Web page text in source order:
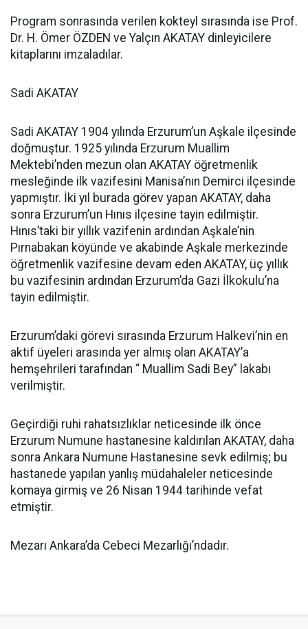
Program sonrasında verilen kokteyl sırasında ise Prof.
Dr. H. Ömer ÖZDEN ve Yalçın AKATAY dinleyicilere
kitaplarını imzaladılar.
Sadi AKATAY
Sadi AKATAY 1904 yılında Erzurum’un Aşkale ilçesinde
doğmuştur. 1925 yılında Erzurum Muallim
Mektebi’nden mezun olan AKATAY öğretmenlik
mesleğinde ilk vazifesini Manisa’nın Demirci ilçesinde
yapmıştır. İki yıl burada görev yapan AKATAY, daha
sonra Erzurum’un Hınıs ilçesine tayin edilmiştir.
Hınıs’taki bir yıllık vazifenin ardından Aşkale’nin
Pırnabakan köyünde ve akabinde Aşkale merkezinde
öğretmenlik vazifesine devam eden AKATAY, üç yıllık
bu vazifesinin ardından Erzurum’da Gazi İlkokulu’na
tayin edilmiştir.
Erzurum’daki görevi sırasında Erzurum Halkevi’nin en
aktif üyeleri arasında yer almış olan AKATAY’a
hemşehrileri tarafından “ Muallim Sadi Bey” lakabı
verilmiştir.
Geçirdiği ruhi rahatsızlıklar neticesinde ilk önce
Erzurum Numune hastanesine kaldırılan AKATAY, daha
sonra Ankara Numune Hastanesine sevk edilmiş; bu
hastanede yapılan yanlış müdahaleler neticesinde
komaya girmiş ve 26 Nisan 1944 tarihinde vefat
etmiştir.
Mezarı Ankara’da Cebeci Mezarlığı’ndadır.